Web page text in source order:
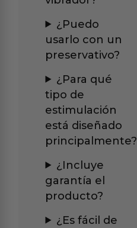
¿Puedo
usarlo con un
preservativo?
¿Para qué
tipo de
estimulación
está diseñado
principalmente?
¿Incluye
garantía el
producto?
¿Es fácil de